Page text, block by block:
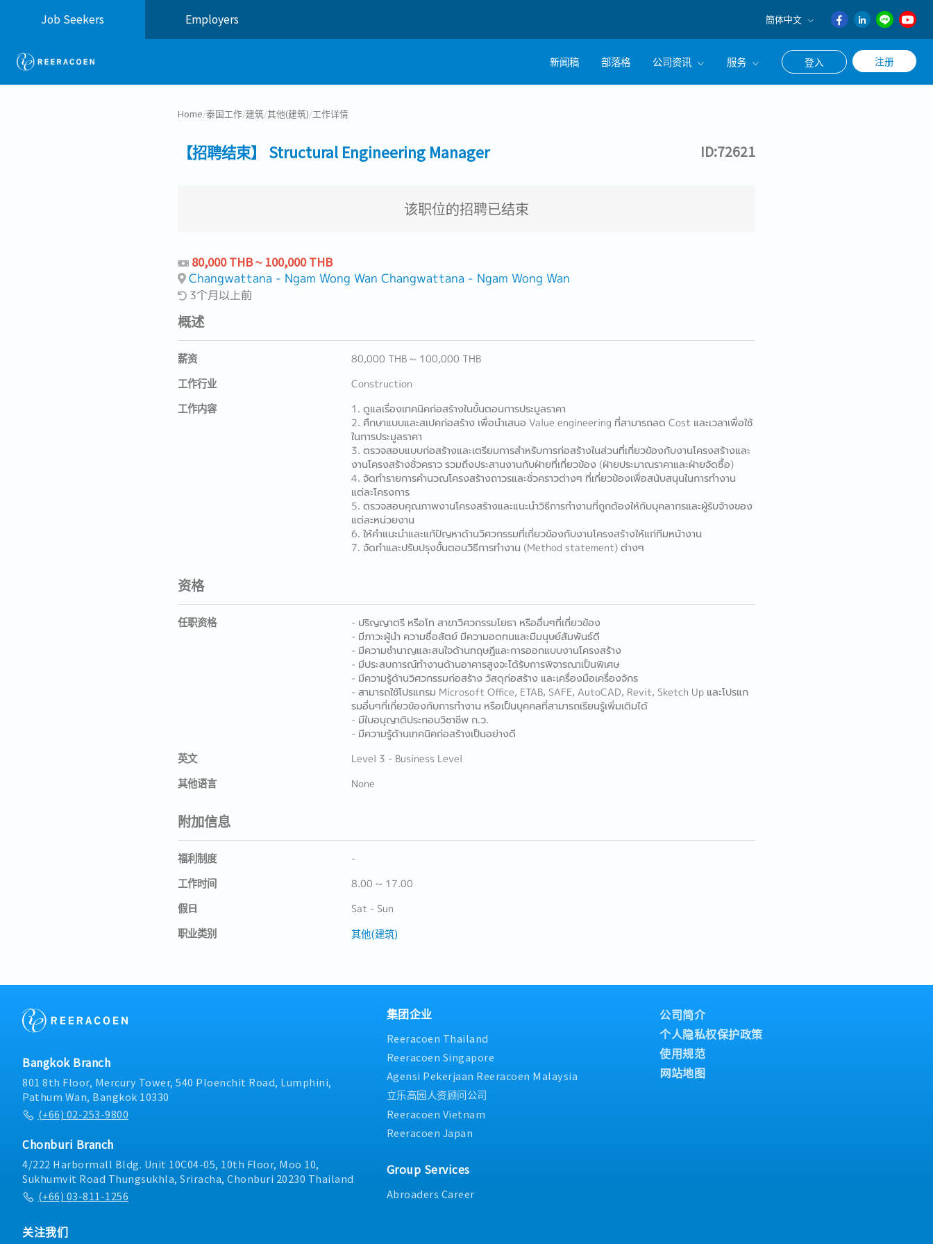
Job Seekers Employers 簡体中文
English
日本語
新闻稿 部落格 公司资讯 服务 登入 注册
Home/泰国工作/建筑/其他(建筑)/工作详情
【招聘结束】 Structural Engineering Manager ID:72621
该职位的招聘已结束
80,000 THB ~ 100,000 THB
Changwattana - Ngam Wong Wan Changwattana - Ngam Wong Wan
3个月以上前
概述
薪资 80,000 THB ~ 100,000 THB
工作行业 Construction
工作内容
1. ดูแลเรื่องเทคนิคก่อสร้างในขั้นตอนการประมูลราคา
2. ศึกษาแบบและสเปคก่อสร้าง เพื่อนำเสนอ Value engineering ที่สามารถลด Cost และเวลาเพื่อใช้
ในการประมูลราคา
3. ตรวจสอบแบบก่อสร้างและเตรียมการสำหรับการก่อสร้างในส่วนที่เกี่ยวข้องกับงานโครงสร้างและ
งานโครงสร้างชั่วคราว รวมถึงประสานงานกับฝ่ายที่เกี่ยวข้อง (ฝ่ายประมาณราคาและฝ่ายจัดซื้อ)
4. จัดทำรายการคำนวณโครงสร้างถาวรและชั่วคราวต่างๆ ที่เกี่ยวข้องเพื่อสนับสนุนในการทำงาน
แต่ละโครงการ
5. ตรวจสอบคุณภาพงานโครงสร้างและแนะนำวิธีการทำงานที่ถูกต้องให้กับบุคลากรและผู้รับจ้างของ
แต่ละหน่วยงาน
6. ให้คำแนะนำและแก้ปัญหาด้านวิศวกรรมที่เกี่ยวข้องกับงานโครงสร้างให้แก่ทีมหน้างาน
7. จัดทำและปรับปรุงขั้นตอนวิธีการทำงาน (Method statement) ต่างๆ
资格
任职资格
- ปริญญาตรี หรือโท สาขาวิศวกรรมโยธา หรืออื่นๆที่เกี่ยวข้อง
- มีภาวะผู้นำ ความซื่อสัตย์ มีความอดทนและมีมนุษย์สัมพันธ์ดี
- มีความชำนาญและสนใจด้านทฤษฎีและการออกแบบงานโครงสร้าง
- มีประสบการณ์ทำงานด้านอาคารสูงจะได้รับการพิจารณาเป็นพิเศษ
- มีความรู้ด้านวิศวกรรมก่อสร้าง วัสดุก่อสร้าง และเครื่องมือเครื่องจักร
- สามารถใช้โปรแกรม Microsoft Office, ETAB, SAFE, AutoCAD, Revit, Sketch Up และโปรแก
รมอื่นๆที่เกี่ยวข้องกับการทำงาน หรือเป็นบุคคลที่สามารถเรียนรู้เพิ่มเติมได้
- มีใบอนุญาติประกอบวิชาชีพ ก.ว.
- มีความรู้ด้านเทคนิคก่อสร้างเป็นอย่างดี
英文 Level 3 - Business Level
其他语言 None
附加信息
福利制度 -
工作时间 8.00 ~ 17.00
假日 Sat - Sun
职业类别 其他(建筑)
Bangkok Branch
801 8th Floor, Mercury Tower, 540 Ploenchit Road, Lumphini,
Pathum Wan, Bangkok 10330
(+66) 02-253-9800
Chonburi Branch
4/222 Harbormall Bldg. Unit 10C04-05, 10th Floor, Moo 10,
Sukhumvit Road Thungsukhla, Sriracha, Chonburi 20230 Thailand
(+66) 03-811-1256
关注我们
集团企业
Reeracoen Thailand
Reeracoen Singapore
Agensi Pekerjaan Reeracoen Malaysia
立乐高园人资顾问公司
Reeracoen Vietnam
Reeracoen Japan
Group Services
Abroaders Career
公司简介
个人隐私权保护政策
使用规范
网站地图